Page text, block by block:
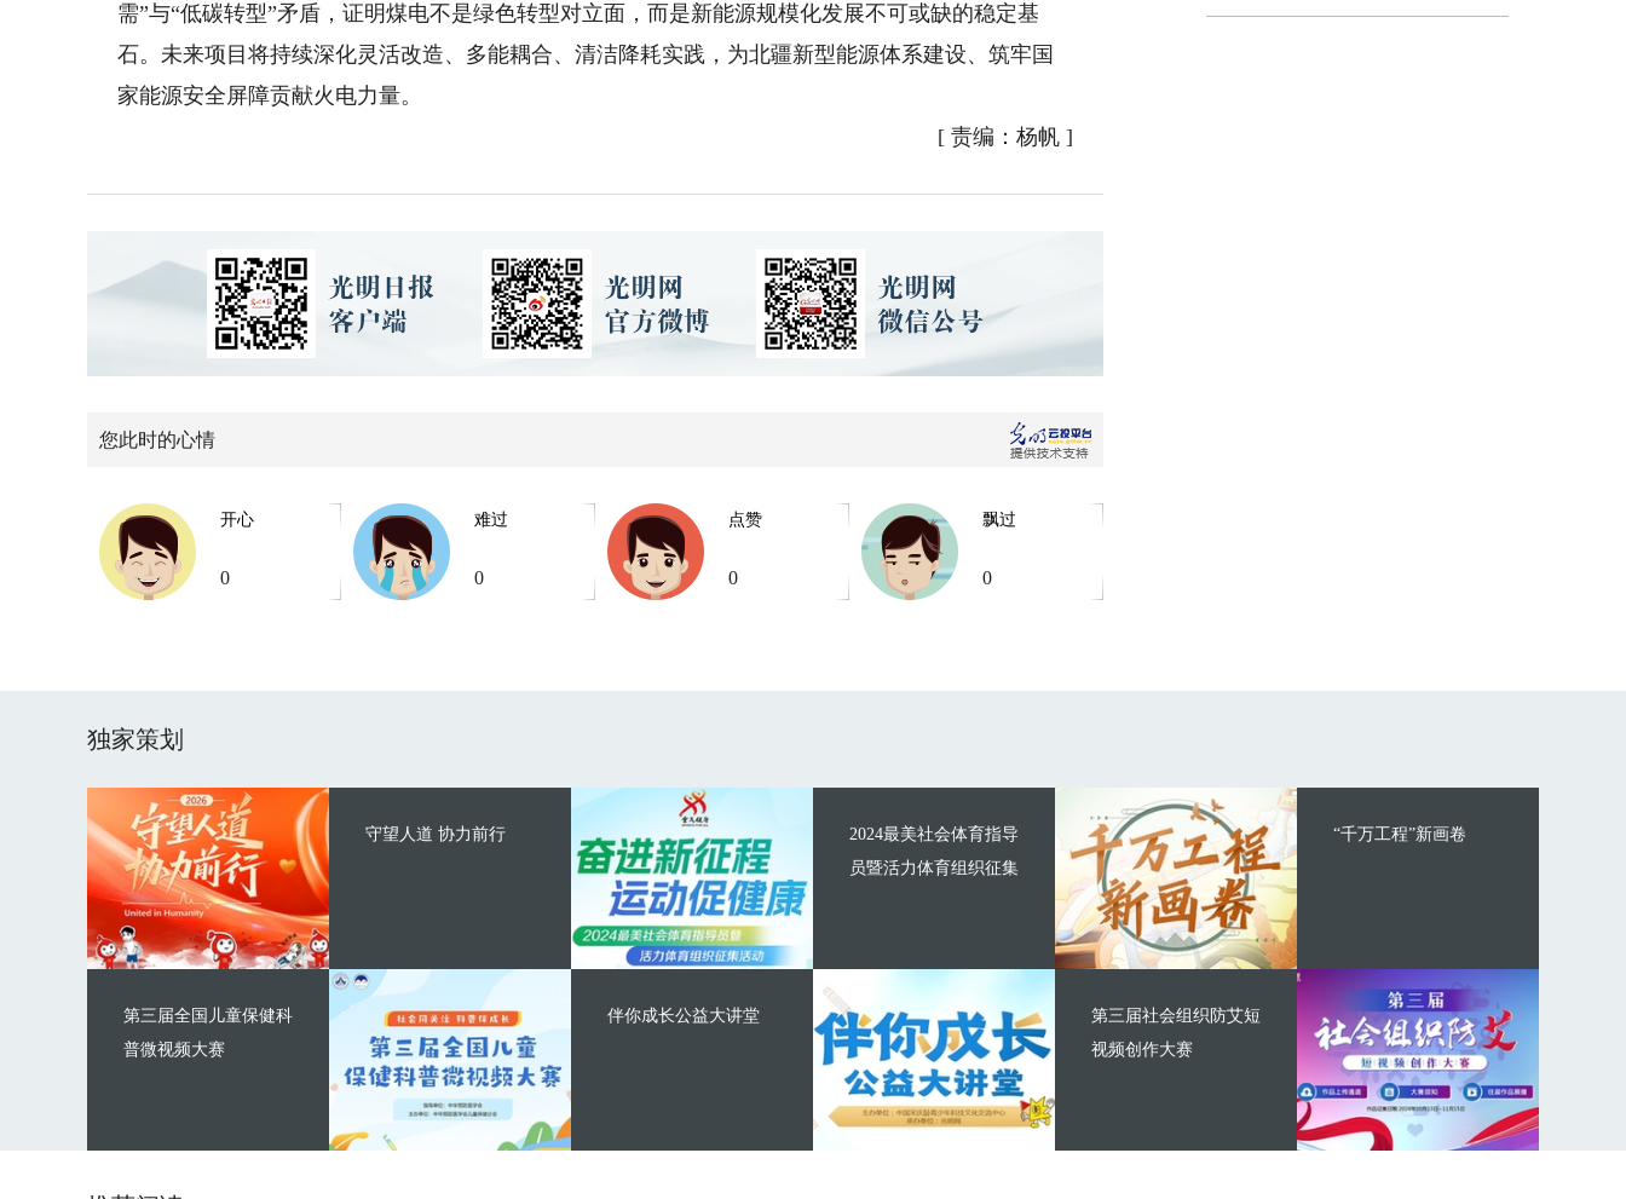
需”与“低碳转型”矛盾，证明煤电不是绿色转型对立面，而是新能源规模化发展不可或缺的稳定基
石。未来项目将持续深化灵活改造、多能耦合、清洁降耗实践，为北疆新型能源体系建设、筑牢国
家能源安全屏障贡献火电力量。
[ 责编：杨帆 ]
您此时的心情
开心
0
难过
0
点赞
0
飘过
0
独家策划
守望人道 协力前行
第三届全国儿童保健科
普微视频大赛
2024最美社会体育指导
员暨活力体育组织征集
伴你成长公益大讲堂
“千万工程”新画卷
第三届社会组织防艾短
视频创作大赛